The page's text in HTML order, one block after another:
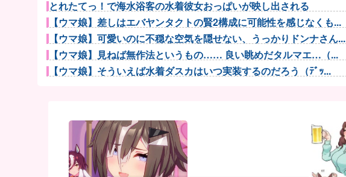
とれたてっ！で海水浴客の水着彼女おっぱいが映し出される
【ウマ娘】差しはエバヤンタクトの賢2構成に可能性を感じなくも...
【ウマ娘】可愛いのに不穏な空気を隠せない、うっかりドンナさん...
【ウマ娘】見ねば無作法というもの…… 良い眺めだタルマエ…（...
【ウマ娘】そういえば水着ダスカはいつ実装するのだろう（ﾃﾞｯ...
【Liella!】「始まりは君の空」をライブで見る度【ラブラ...
パチンコ配信者さん、ミスでSEEDをパンクさせてしまう…
【beatmania IIDX】(26/08/06)「Spa...
彼氏「俺の親は毒親。だから結婚しても一切関わらなくていい」私...